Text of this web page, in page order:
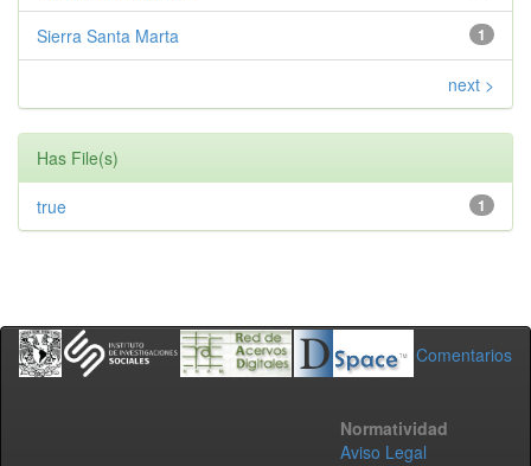
1
Sierra Santa Marta
next >
Has File(s)
1
true
Comentarios
Normatividad
Aviso Legal